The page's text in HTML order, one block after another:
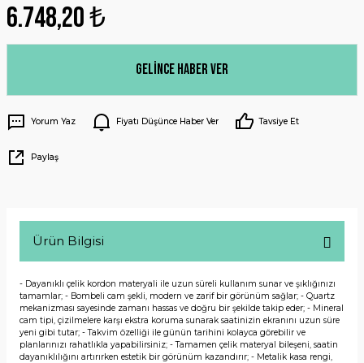
6.748,20 ₺
Gelince Haber Ver
Yorum Yaz Fiyatı Düşünce Haber Ver Tavsiye Et
Paylaş
Ürün Bilgisi
- Dayanıklı çelik kordon materyali ile uzun süreli kullanım sunar ve şıklığınızı
tamamlar; - Bombeli cam şekli, modern ve zarif bir görünüm sağlar; - Quartz
mekanizması sayesinde zamanı hassas ve doğru bir şekilde takip eder; - Mineral
cam tipi, çizilmelere karşı ekstra koruma sunarak saatinizin ekranını uzun süre
yeni gibi tutar; - Takvim özelliği ile günün tarihini kolayca görebilir ve
planlarınızı rahatlıkla yapabilirsiniz; - Tamamen çelik materyal bileşeni, saatin
dayanıklılığını artırırken estetik bir görünüm kazandırır; - Metalik kasa rengi,